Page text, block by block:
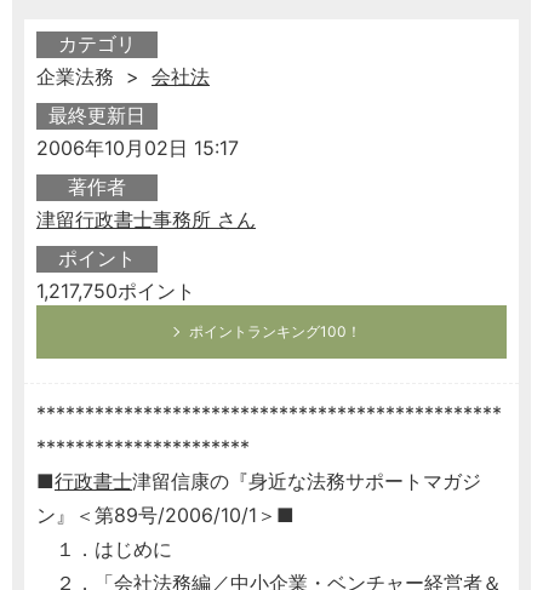
カテゴリ
企業法務 > 会社法
最終更新日
2006年10月02日 15:17
著作者
津留行政書士事務所 さん
ポイント
1,217,750ポイント
ポイントランキング100！
************************************************
**********************
■行政書士津留信康の『身近な法務サポートマガジ
ン』＜第89号/2006/10/1＞■
１．はじめに
２．「会社法務編／中小企業・ ベンチャー経営者＆